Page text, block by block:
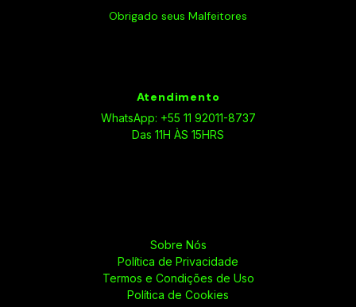
Obrigado seus Malfeitores
Atendimento
WhatsApp: +55 11 92011-8737
Das 11H ÀS 15HRS
Sobre Nós
Política de Privacidade
Termos e Condições de Uso
Política de Cookies